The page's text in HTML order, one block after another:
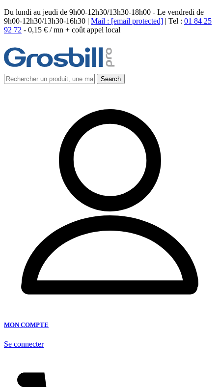
Du lundi au jeudi de 9h00-12h30/13h30-18h00 - Le vendredi de
9h00-12h30/13h30-16h30 | Mail : [email protected] | Tel : 01 84 25
92 72 - 0,15 € / mn + coût appel local
MON COMPTE
Se connecter